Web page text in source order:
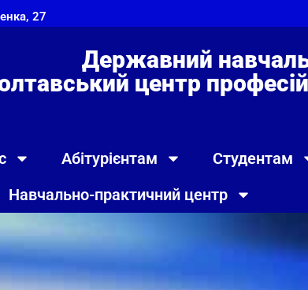
27
Державний
центр
Абітурієнтам Студентам
Навчально-практичний центр